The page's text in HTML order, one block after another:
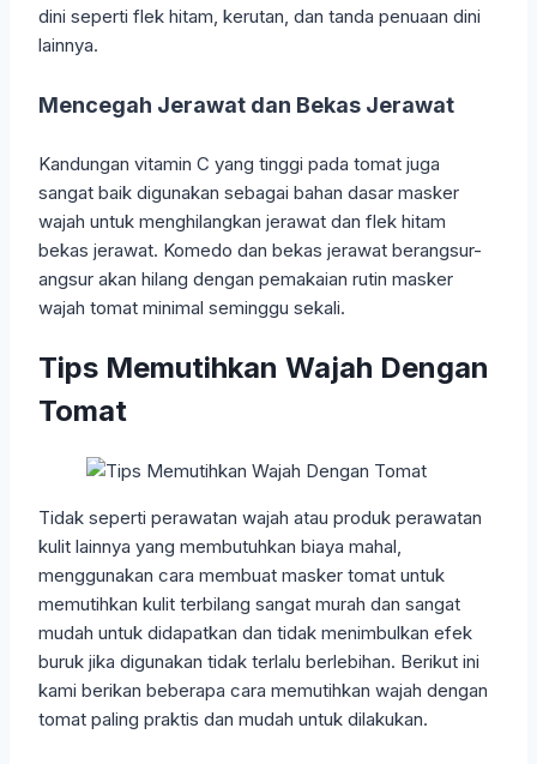
dini seperti flek hitam, kerutan, dan tanda penuaan dini
lainnya.
Mencegah Jerawat dan Bekas Jerawat
Kandungan vitamin C yang tinggi pada tomat juga
sangat baik digunakan sebagai bahan dasar masker
wajah untuk menghilangkan jerawat dan flek hitam
bekas jerawat. Komedo dan bekas jerawat berangsur-
angsur akan hilang dengan pemakaian rutin masker
wajah tomat minimal seminggu sekali.
Tips Memutihkan Wajah Dengan
Tomat
Tidak seperti perawatan wajah atau produk perawatan
kulit lainnya yang membutuhkan biaya mahal,
menggunakan cara membuat masker tomat untuk
memutihkan kulit terbilang sangat murah dan sangat
mudah untuk didapatkan dan tidak menimbulkan efek
buruk jika digunakan tidak terlalu berlebihan. Berikut ini
kami berikan beberapa cara memutihkan wajah dengan
tomat paling praktis dan mudah untuk dilakukan.